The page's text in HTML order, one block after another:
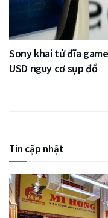
Sony khai tử đĩa
USD nguy cơ sụp đổ
Tin cập nhật